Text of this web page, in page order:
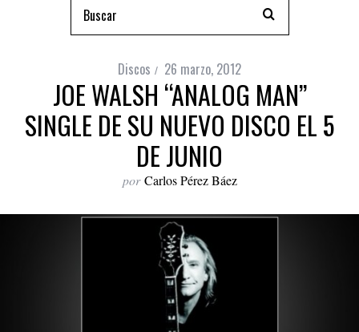
Discos 26 marzo, 2012
JOE WALSH “ANALOG MAN”
SINGLE DE SU NUEVO DISCO EL 5
DE JUNIO
por Carlos Pérez Báez